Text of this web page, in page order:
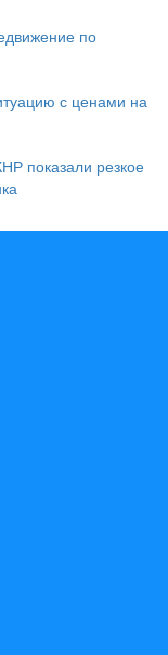
по
с ценами на
показали резкое